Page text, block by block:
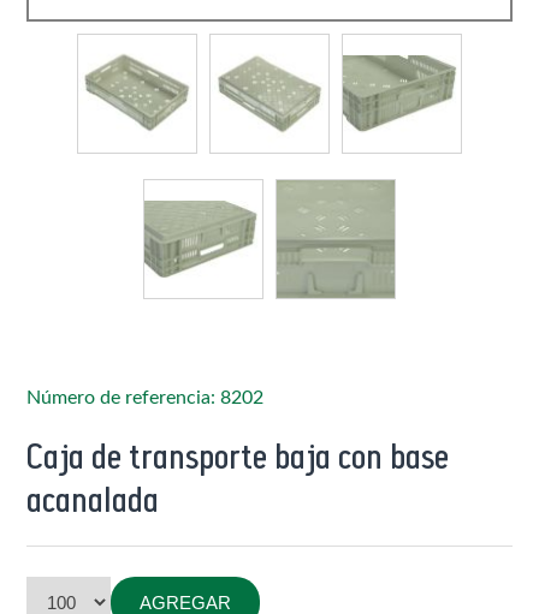
Número de referencia: 8202
Caja de transporte baja con base
acanalada
AGREGAR